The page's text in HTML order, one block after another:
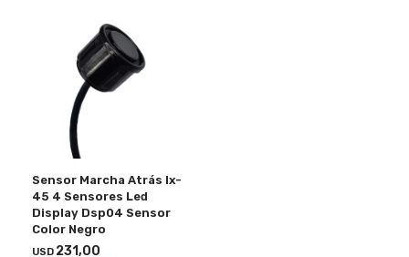
Sensor Marcha Atrás Ix-
45 4 Sensores Led
Display Dsp04 Sensor
Color Negro
USD 231,00